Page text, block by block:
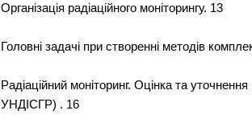
Організація радіаційного моніторингу. 13
Головні задачі при створенні методів
Радіаційний моніторинг. Оцінка та
УНДІСГР) . 16